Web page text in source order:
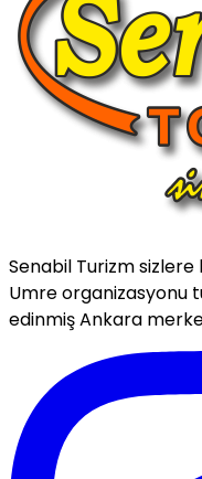
Senabil Turizm
Umre organizasyonu
edinmiş Ankara